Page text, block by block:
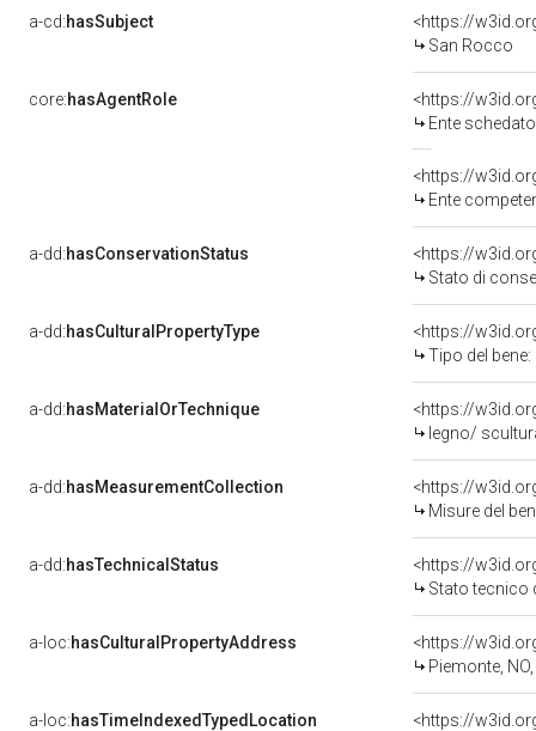
a-cd:hasSubject
<https://
San Rocco
core:hasAgentRole
<https://
Ente schedatore
<https://
Ente competente per
a-dd:hasConservationStatus
<https://
Stato di
a-dd:hasCulturalPropertyType
Tipo del
a-dd:hasMaterialOrTechnique
legno/
a-dd:hasMeasurementCollection
<https://
Misure del
a-dd:hasTechnicalStatus
<https://
Stato tecnico
a-loc:hasCulturalPropertyAddress
<https://
Piemonte,
a-loc:hasTimeIndexedTypedLocation
<https://